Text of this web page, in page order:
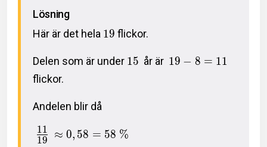
Lösning
Här är det hela 19 flickor.
Delen som är under 15 år är 19 − 8 = 11
flickor.
Andelen blir då
19
11 ≈ 0, 58 = 58 %